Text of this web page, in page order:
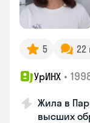
5 22
УрИНХ •
Жила в
высших